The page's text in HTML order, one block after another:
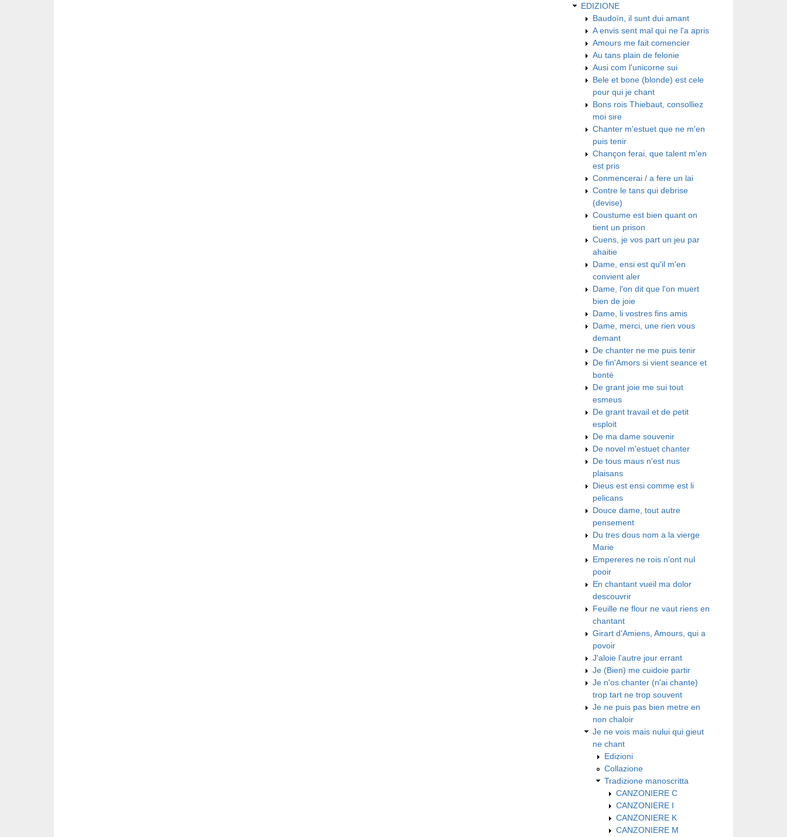
EDIZIONE
Baudoïn, il sunt dui amant
A envis sent mal qui ne l'a apris
Amours me fait comencier
Au tans plain de felonie
Ausi com l'unicorne sui
Bele et bone (blonde) est cele
pour qui je chant
Bons rois Thiebaut, consolliez
moi sire
Chanter m'estuet que ne m'en
puis tenir
Chançon ferai, que talent m'en
est pris
Conmencerai / a fere un lai
Contre le tans qui debrise
(devise)
Coustume est bien quant on
tient un prison
Cuens, je vos part un jeu par
ahaitie
Dame, ensi est qu'il m'en
convient aler
Dame, l'on dit que l'on muert
bien de joie
Dame, li vostres fins amis
Dame, merci, une rien vous
demant
De chanter ne me puis tenir
De fin'Amors si vient seance et
bonté
De grant joie me sui tout
esmeus
De grant travail et de petit
esploit
De ma dame souvenir
De novel m'estuet chanter
De tous maus n'est nus
plaisans
Dieus est ensi comme est li
pelicans
Douce dame, tout autre
pensement
Du tres dous nom a la vierge
Marie
Empereres ne rois n'ont nul
pooir
En chantant vueil ma dolor
descouvrir
Feuille ne flour ne vaut riens en
chantant
Girart d'Amiens, Amours, qui a
povoir
J'aloie l'autre jour errant
Je (Bien) me cuidoie partir
Je n'os chanter (n'ai chante)
trop tart ne trop souvent
Je ne puis pas bien metre en
non chaloir
Je ne vois mais nului qui gieut
ne chant
Edizioni
Collazione
Tradizione manoscritta
CANZONIERE C
CANZONIERE I
CANZONIERE K
CANZONIERE M